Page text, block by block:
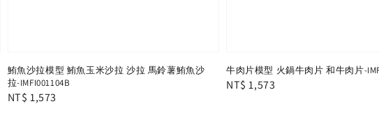
鮪魚沙拉模型 鮪魚玉米沙拉 沙拉 馬鈴薯鮪魚沙
拉-IMFI001104B
Regular
NT$ 1,573
牛肉片模型 火鍋牛肉片 和牛肉片-
Regular
NT$ 1,573